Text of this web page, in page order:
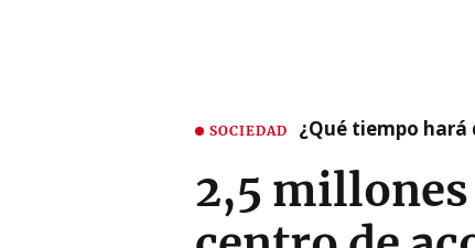
SOCIEDAD ¿Qué tiempo hará
2,5